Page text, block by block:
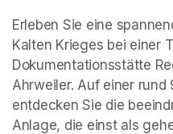
Erleben Sie eine
Kalten Krieges bei einer
Dokumentationsstätte
Ahrweiler. Auf einer
entdecken Sie die
Anlage, die einst als